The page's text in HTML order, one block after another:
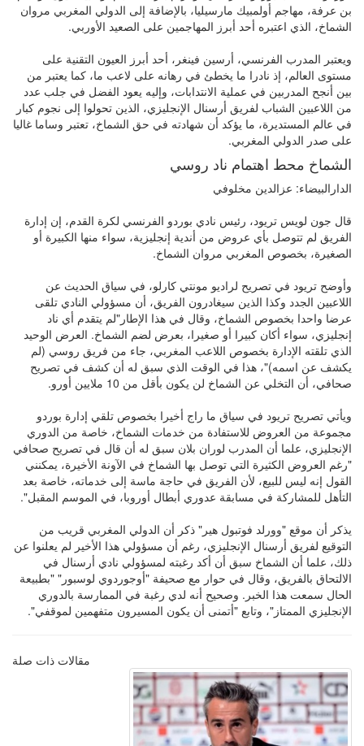
بن عرفة، مهاجم أولمبيك مارسيليا، بالإضافة إلى الدولي المغربي مروان
الشماخ، الذي اعتبره أحد أبرز المهاجمين على الصعيد الأوربي.
ويعتبر المدرب الفرنسي، أرسين فينغر، أحد أبرز العيون التقنية على
مستوى العالم، إذ نادرا ما يخطئ في رهانه على لاعب ما، كما يعتبر من
بين أنجح المدربين في عملية الانتدابات، وإليه يعود الفضل في جلب عدد
من اللاعبين الشباب لفريق أرسنال الإنجليزي، الذين تحولوا إلى نجوم كبار
في عالم المستديرة، ما يؤكد أن شهادته في حق الشماخ، تعتبر وساما غاليا
على صدر الدولي المغربي.
الشماخ محط اهتمام ناد روسي
الدارالبيضاء: عزالدين مخلوفي
قال جون لويس تريود، رئيس نادي بوردو الفرنسي لكرة القدم، إن إدارة
الفريق لم تتوصل بأي عروض من أندية إنجليزية، سواء منها الكبيرة أو
الصغيرة، بخصوص المغربي مروان الشماخ.
وأوضح تريود في تصريح لراديو مونتي كارلو، في سياق الحديث عن
اللاعبين الجدد وكذا الذين سيغادرون الفريق، أن مسؤولي النادي تلقى
عرضا واحدا بخصوص الشماخ، وقال في هذا الإطار"لم يتقدم أي ناد
إنجليزي، سواء أكان كبيرا أو صغيرا، بعرض لضم الشماخ. العرض الوحيد
الذي تلقته الإدارة بخصوص اللاعب المغربي، جاء من فريق روسي (لم
يكشف عن اسمه)"، هذا في الوقت الذي سبق له أن كشف في تصريح
صحافي، أن التخلي عن الشماخ لن يكون بأقل من 10 ملايين أورو.
ويأتي تصريح تريود في سياق ما راج أخيرا بخصوص تلقي إدارة بوردو
مجموعة من العروض للاستفادة من خدمات الشماخ، خاصة من الدوري
الإنجليزي، علما أن المدرب لوران بلان سبق له أن قال في تصريح صحافي
"رغم العروض الكثيرة التي توصل بها الشماخ في الآونة الأخيرة، يمكنني
القول إنه ليس للبيع، لأن الفريق في حاجة ماسة إلى خدماته، خاصة بعد
التأهل للمشاركة في مسابقة عدوري أبطال أوروبا، في الموسم المقبل".
يذكر أن موقع "وورلد فوتبول هير" ذكر أن الدولي المغربي قريب من
التوقيع لفريق أرسنال الإنجليزي، رغم أن مسؤولي هذا الأخير لم يعلنوا عن
ذلك، علما أن الشماخ سبق أن أكد رغبته لمسؤولي نادي أرسنال في
الالتحاق بالفريق، وقال في حوار مع صحيفة "أوجوردوي لوسبور" "بطبيعة
الحال سمعت هذا الخبر. وصحيح أنه لدي رغبة في الممارسة بالدوري
الإنجليزي الممتاز"، وتابع "أتمنى أن يكون المسيرون متفهمين لموقفي".
مقالات ذات صلة